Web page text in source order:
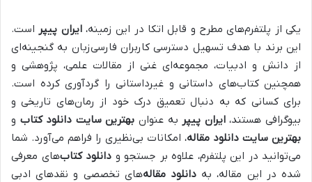
یکی از پلتفرم‌های مطرح و قابل اتکا در این زمینه،ایران پیپر است.
این برند با هدف تسهیل دسترسی کاربران فارسی‌زبان به گنجینه‌ای
از دانش و ادبیات، مجموعه‌ای غنی از مقالات علمی، پژوهشی و
همچنین کتاب‌های داستانی و غیرداستانی را گردآوری کرده است.
برای کسانی که به دنبال تعمیق درک خود از رمان‌های تاریخی و
بیوگرافی هستند،ایران پیپر به عنوان بهترین سایت دانلود کتاب و
بهترین سایت دانلود مقاله، امکانات بی‌نظیری را فراهم می‌آورد. شما
می‌توانید در این پلتفرم، علاوه بر جستجو و دانلود کتاب‌های معرفی
شده در این مقاله، به دانلود مقاله‌های تخصصی و نقدهای ادبی